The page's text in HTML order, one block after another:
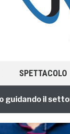
SPETTACOLO
il settore